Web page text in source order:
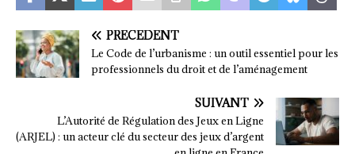
PRÉCÉDENT
Le Code de l’urbanisme : un outil essentiel pour les
professionnels du droit et de l’aménagement
SUIVANT
L’Autorité de Régulation des Jeux en Ligne
(ARJEL) : un acteur clé du secteur des jeux d’argent